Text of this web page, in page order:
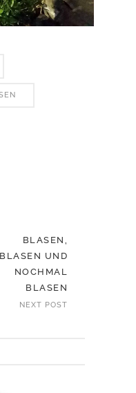
BLASEN,
BLASEN UND
NOCHMAL
BLASEN
NEXT POST